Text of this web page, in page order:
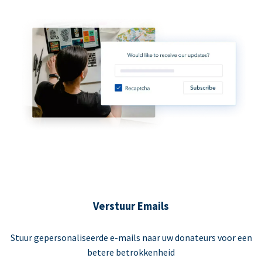
Verstuur Emails
Stuur gepersonaliseerde e-mails naar uw donateurs voor een
betere betrokkenheid